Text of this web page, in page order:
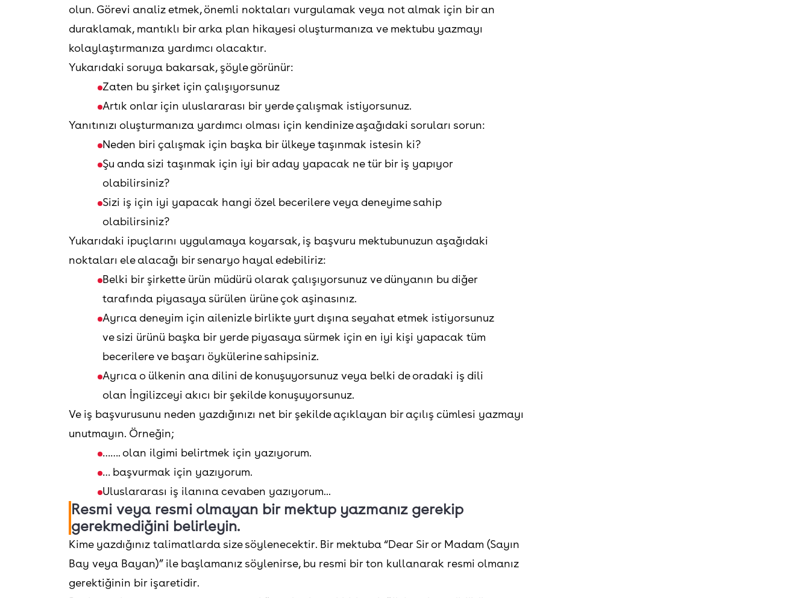
olun. Görevi analiz etmek, önemli noktaları vurgulamak veya not almak için bir an
duraklamak, mantıklı bir arka plan hikayesi oluşturmanıza ve mektubu yazmayı
kolaylaştırmanıza yardımcı olacaktır.
Yukarıdaki soruya bakarsak, şöyle görünür:
Zaten bu şirket için çalışıyorsunuz
Artık onlar için uluslararası bir yerde çalışmak istiyorsunuz.
Yanıtınızı oluşturmanıza yardımcı olması için kendinize aşağıdaki soruları sorun:
Neden biri çalışmak için başka bir ülkeye taşınmak istesin ki?
Şu anda sizi taşınmak için iyi bir aday yapacak ne tür bir iş yapıyor
olabilirsiniz?
Sizi iş için iyi yapacak hangi özel becerilere veya deneyime sahip
olabilirsiniz?
Yukarıdaki ipuçlarını uygulamaya koyarsak, iş başvuru mektubunuzun aşağıdaki
noktaları ele alacağı bir senaryo hayal edebiliriz:
Belki bir şirkette ürün müdürü olarak çalışıyorsunuz ve dünyanın bu diğer
tarafında piyasaya sürülen ürüne çok aşinasınız.
Ayrıca deneyim için ailenizle birlikte yurt dışına seyahat etmek istiyorsunuz
ve sizi ürünü başka bir yerde piyasaya sürmek için en iyi kişi yapacak tüm
becerilere ve başarı öykülerine sahipsiniz.
Ayrıca o ülkenin ana dilini de konuşuyorsunuz veya belki de oradaki iş dili
olan İngilizceyi akıcı bir şekilde konuşuyorsunuz.
Ve iş başvurusunu neden yazdığınızı net bir şekilde açıklayan bir açılış cümlesi yazmayı
unutmayın. Örneğin;
……. olan ilgimi belirtmek için yazıyorum.
… başvurmak için yazıyorum.
Uluslararası iş ilanına cevaben yazıyorum...
Resmi veya resmi olmayan bir mektup yazmanız gerekip
gerekmediğini belirleyin.
Kime yazdığınız talimatlarda size söylenecektir. Bir mektuba “Dear Sir or Madam (Sayın
Bay veya Bayan)” ile başlamanız söylenirse, bu resmi bir ton kullanarak resmi olmanız
gerektiğinin bir işaretidir.